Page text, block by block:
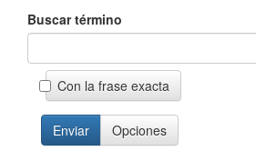
Buscar término
Con la frase exacta
Opciones